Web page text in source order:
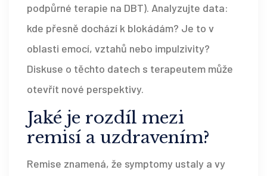
podpůrné terapie na DBT). Analyzujte data:
kde přesně dochází k blokádám? Je to v
oblasti emocí, vztahů nebo impulzivity?
Diskuse o těchto datech s terapeutem může
otevřít nové perspektivy.
Jaké je rozdíl mezi
remisí a uzdravením?
Remise znamená, že symptomy ustaly a vy